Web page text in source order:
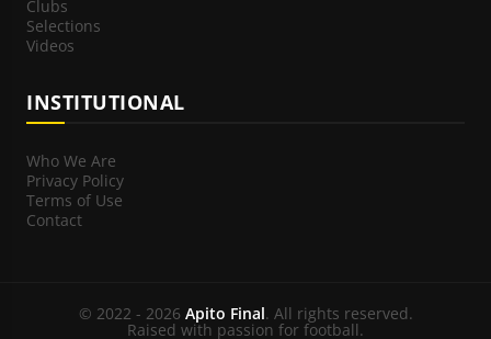
Clubs
Selections
Videos
INSTITUTIONAL
Who We Are
Privacy Policy
Terms of Use
Contact
© 2022 - 2026 Apito Final. All rights reserved.
Raised with passion for football.